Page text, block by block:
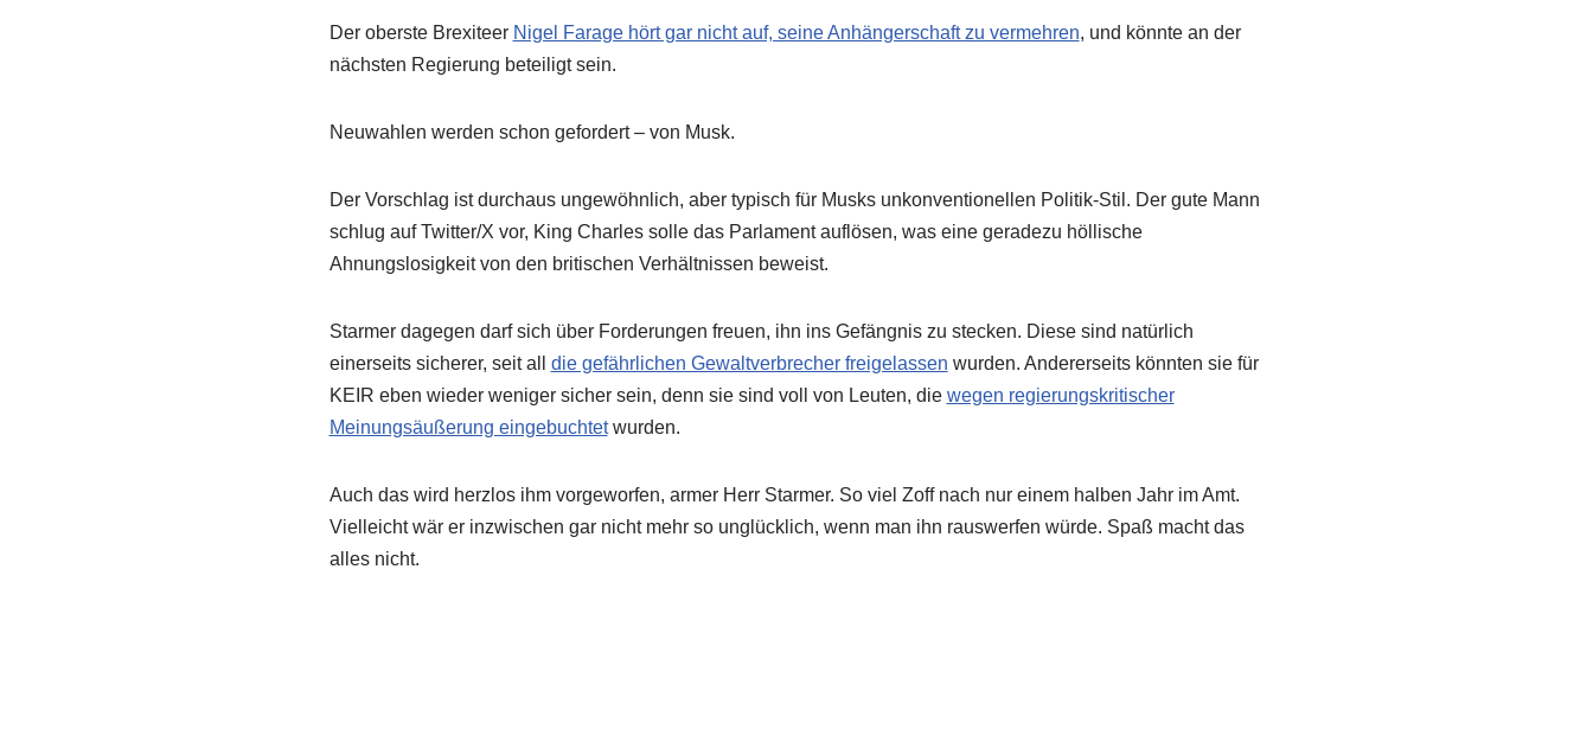
Der oberste Brexiteer Nigel Farage hört gar nicht auf, seine Anhängerschaft zu vermehren, und könnte an der
nächsten Regierung beteiligt sein.
Neuwahlen werden schon gefordert – von Musk.
Der Vorschlag ist durchaus ungewöhnlich, aber typisch für Musks unkonventionellen Politik-Stil. Der gute Mann
schlug auf Twitter/X vor, King Charles solle das Parlament auflösen, was eine geradezu höllische
Ahnungslosigkeit von den britischen Verhältnissen beweist.
Starmer dagegen darf sich über Forderungen freuen, ihn ins Gefängnis zu stecken. Diese sind natürlich
einerseits sicherer, seit all die gefährlichen Gewaltverbrecher freigelassen wurden. Andererseits könnten sie für
KEIR eben wieder weniger sicher sein, denn sie sind voll von Leuten, die wegen regierungskritischer
Meinungsäußerung eingebuchtetwurden.
Auch das wird herzlos ihm vorgeworfen, armer Herr Starmer. So viel Zoff nach nur einem halben Jahr im Amt.
Vielleicht wär er inzwischen gar nicht mehr so unglücklich, wenn man ihn rauswerfen würde. Spaß macht das
alles nicht.